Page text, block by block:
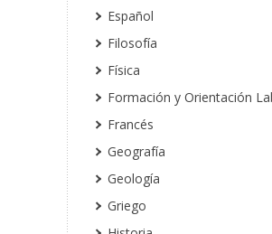
Español
Filosofía
Física
Formación y Orientación
Francés
Geografía
Geología
Griego